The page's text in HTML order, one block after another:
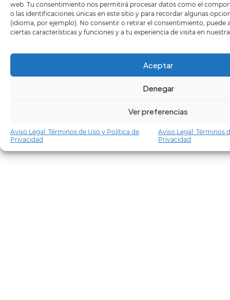
web. Tu consentimiento nos permitirá procesar datos como el
o las identificaciones únicas en este sitio y para recordar algunas
(idioma, por ejemplo). No consentir o retirar el consentimiento, puede
ciertas características y funciones y a tu experiencia de visita en
Aceptar
Denegar
Ver preferencias
Aviso Legal: Términos de Uso y Política de
Privacidad
Aviso Legal: Términos
Privacidad